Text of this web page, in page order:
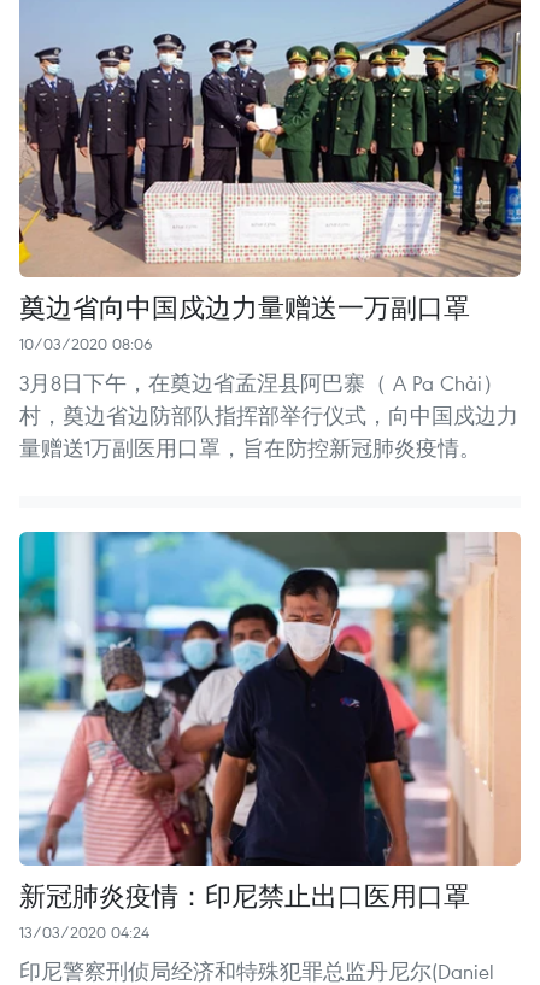
奠边省向中国戍边力量赠送一万副口罩
10/03/2020 08:06
3月8日下午，在奠边省孟涅县阿巴寨（ A Pa Chải）
村，奠边省边防部队指挥部举行仪式，向中国戍边力
量赠送1万副医用口罩，旨在防控新冠肺炎疫情。
新冠肺炎疫情：印尼禁止出口医用口罩
13/03/2020 04:24
印尼警察刑侦局经济和特殊犯罪总监丹尼尔(Daniel